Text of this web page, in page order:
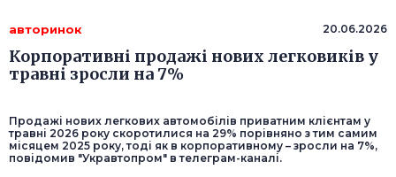
авторинок 20.06.2026
Корпоративні продажі нових легковиків у
травні зросли на 7%
Продажі нових легкових автомобілів приватним клієнтам у
травні 2026 року скоротилися на 29% порівняно з тим самим
місяцем 2025 року, тоді як в корпоративному – зросли на 7%,
повідомив "Укравтопром" в телеграм-каналі.